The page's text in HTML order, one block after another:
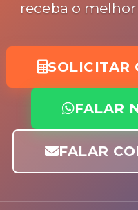
receba o
SOLICITAR
FALAR
FALAR